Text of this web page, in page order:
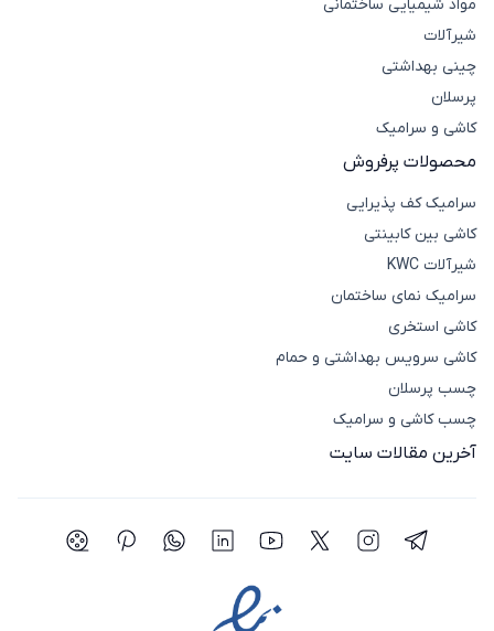
خشک شده را با وسیله‌ی مناسب و بدون آسیب رساندن به
سطح جدا کنید. سپس محلول را طبق دستور روی لکه بزنید و
پس از زمان مشخص، با دستمال تمیز پاک کنید. از تماس
مستقیم با پوست و تنفس بخارات خودداری کنید.
خرید پاک کننده مواد روغنی و گریس از کاشی
لند
گریس به فروشگاه اینترنتی
مزایای خرید قسطی و امن بهره‌مند شوید.
مواد شیمیایی ساختمانی
شیرآلات
چینی بهداشتی
پرسلان
کاشی و سرامیک
محصولات پرفروش
سرامیک کف پذیرایی
کاشی بین کابینتی
شیرآلات KWC
سرامیک نمای ساختمان
کاشی استخری
کاشی سرویس بهداشتی و حمام
چسب پرسلان
چسب کاشی و سرامیک
آخرین مقالات سایت
شبکه اجتماعی تلگرام
شبکه اجتماعی اینستاگرام
شبکه اجتماعی توییتر(ایکس)
شبکه اجتماعی یوتیوب
شبکه اجتماعی لینکدین
شبکه اجتماعی واتساپ
شبکه اجتماعی
شبکه